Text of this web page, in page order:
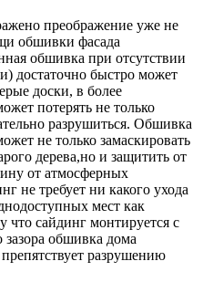
преображение уже не
обшивки фасада
обшивка при отсутствии
достаточно быстро может
доски, в более
потерять не только
разрушиться. Обшивка
не только замаскировать
дерева,но и защитить от
от атмосферных
не требует ни какого ухода
мест как
что сайдинг монтируется с
обшивка дома
разрушению